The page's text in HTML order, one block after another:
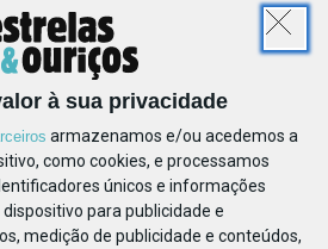
à sua privacidade
armazenamos e/ou acedemos a
como cookies, e processamos
únicos e informações
para publicidade e
medição de publicidade e conteúdos,